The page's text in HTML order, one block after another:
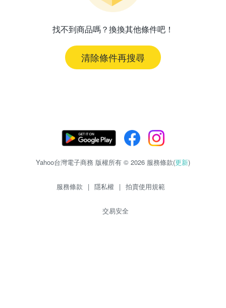
找不到商品嗎？換換其他條件吧！
清除條件再搜尋
Yahoo台灣電子商務 版權所有 © 2026 服務條款(更新)
服務條款 | 隱私權 | 拍賣使用規範
交易安全